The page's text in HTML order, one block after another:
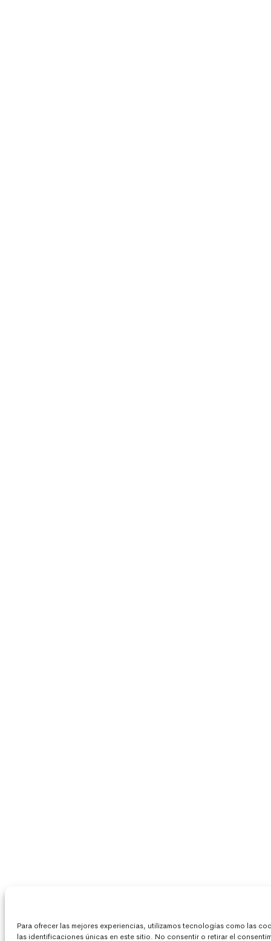
Para ofrecer las mejores experiencias, utilizamos tecnologías como las
las identificaciones únicas en este sitio. No consentir o retirar el